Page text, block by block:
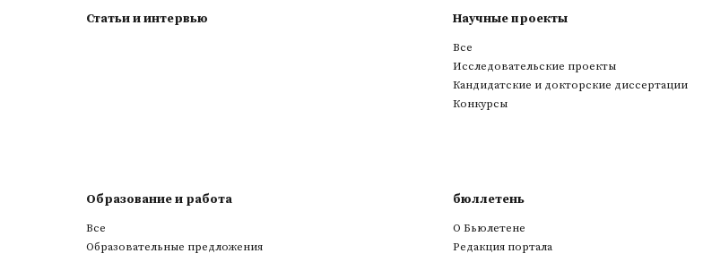
Статьи и интервью Научные проекты
Все
Исследовательские проекты
Кандидатские и докторские диссертации
Конкурсы
Образование и работа
Все
Образовательные предложения
бюллетень
О Бьюлетене
Редакция портала